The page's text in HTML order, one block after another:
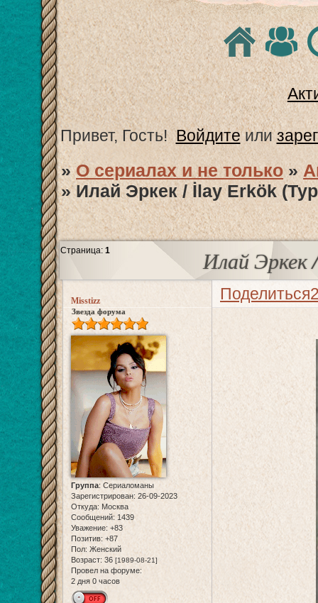
Привет, Гость! Войдитеили
»О сериалах и не только »
»Илай Эркек / İlay Erkök
Илай Эркек
Страница:1
Поделиться
Misstizz
Звезда форума
Группа: Сериаломаны
Зарегистрирован: 26-09-2023
Откуда: Москва
Сообщений: 1439
Уважение: +83
Позитив: +87
Пол: Женский
Возраст: 36 [1989-08-21]
Провел на форуме:
2 дня 0 часов